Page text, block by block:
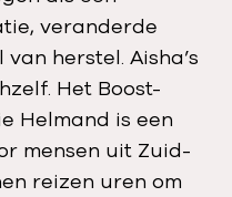
veranderde
herstel. Aisha’s
Het Boost-
Helmand is een
mensen uit Zuid-
reizen uren om